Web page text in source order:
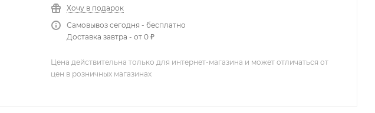
Хочу в подарок
Самовывоз сегодня - бесплатно
Доставка завтра - от 0 ₽
Цена действительна только для интернет-магазина и может отличаться от
цен в розничных магазинах